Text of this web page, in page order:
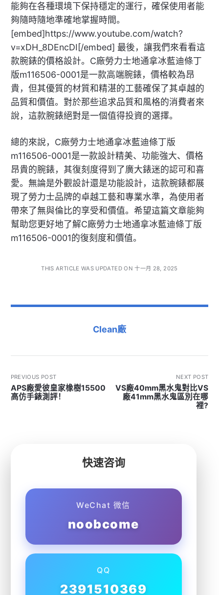
能夠在各種環境下保持穩定的運行，確保使用者能
夠隨時隨地準確地掌握時間。
[embed]https://www.youtube.com/watch?
v=xDH_8DEncDI[/embed] 最後，讓我們來看看這
款腕錶的價格設計。C廠勞力士地通拿冰藍迪條丁
版m116506-0001是一款高端腕錶，價格較為昂
貴，但其優質的材質和精湛的工藝確保了其卓越的
品質和價值。對於那些追求品質和風格的消費者來
說，這款腕錶絕對是一個值得投資的選擇。
總的來說，C廠勞力士地通拿冰藍迪條丁版
m116506-0001是一款設計精美、功能強大、價格
昂貴的腕錶，其復刻度得到了廣大錶迷的認可和喜
愛。無論是外觀設計還是功能設計，這款腕錶都展
現了勞力士品牌的卓越工藝和專業水準，為使用者
帶來了無與倫比的享受和價值。希望這篇文章能夠
幫助您更好地了解C廠勞力士地通拿冰藍迪條丁版
m116506-0001的復刻度和價值。
THIS ARTICLE WAS UPDATED ON 十一月 28, 2025
Clean廠
PREVIOUS POST
APS廠愛彼皇家橡樹15500
高仿手錶測評！
NEXT POST
VS廠40mm黑水鬼對比VS
廠41mm黑水鬼區別在哪
裡?
快速咨询
WeChat 微信
noobcome
QQ
2391510369